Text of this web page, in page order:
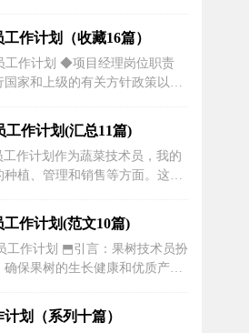
、学习或思想中的经验或情况
带有规律性的结论。你是否在
技术员年终总结”，下面小编收
供...
作计划（收藏16篇）
工作计划 ◆项目经理岗位职责
家和上级的有关方针政策以及
工程承包合同，制定施工项目总
行合同，并主持资金回收工
与制定施工组织设计和质量计
进度计划，...
作计划(汇总11篇)
作计划作为蔬菜技术员，我的
植、管理和销售等方面。这份
，并不断学习和创新。下面我
计划。1. 提高蔬菜种植管理能
理工作需要具备一定的技能和知
判断、播种、...
作计划(范文10篇)
工作计划 ⬒引言：果树技术员扮
确保果树的生长健康和优质产
处理病虫害等问题。为了确保
紊，制定一个详细的工作计划
划（系列十篇）